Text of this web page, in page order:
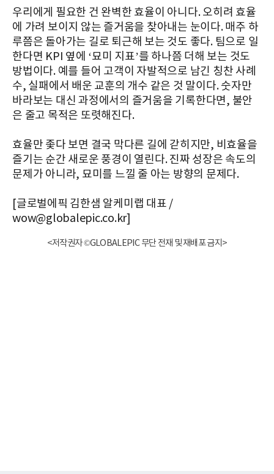
우리에게 필요한 건 완벽한 효율이 아니다. 오히려 효율
에 가려 보이지 않는 즐거움을 찾아내는 눈이다. 매주 하
루쯤은 돌아가는 길로 퇴근해 보는 것도 좋다. 팀으로 일
한다면 KPI 옆에 ‘묘미 지표’를 하나쯤 더해 보는 것도
방법이다. 예를 들어 고객이 자발적으로 남긴 칭찬 사례
수, 실패에서 배운 교훈의 개수 같은 것 말이다. 숫자만
바라보는 대신 과정에서의 즐거움을 기록한다면, 불안
은 줄고 목적은 또렷해진다.
효율만 좇다 보면 결국 막다른 길에 갇히지만, 비효율을
즐기는 순간 새로운 풍경이 열린다. 진짜 성장은 속도의
문제가 아니라, 묘미를 느낄 줄 아는 방향의 문제다.
[글로벌에픽 김한샘 알케미랩 대표 /
wow@globalepic.co.kr]
<저작권자 ©GLOBALEPIC 무단 전재 및 재배포 금지>